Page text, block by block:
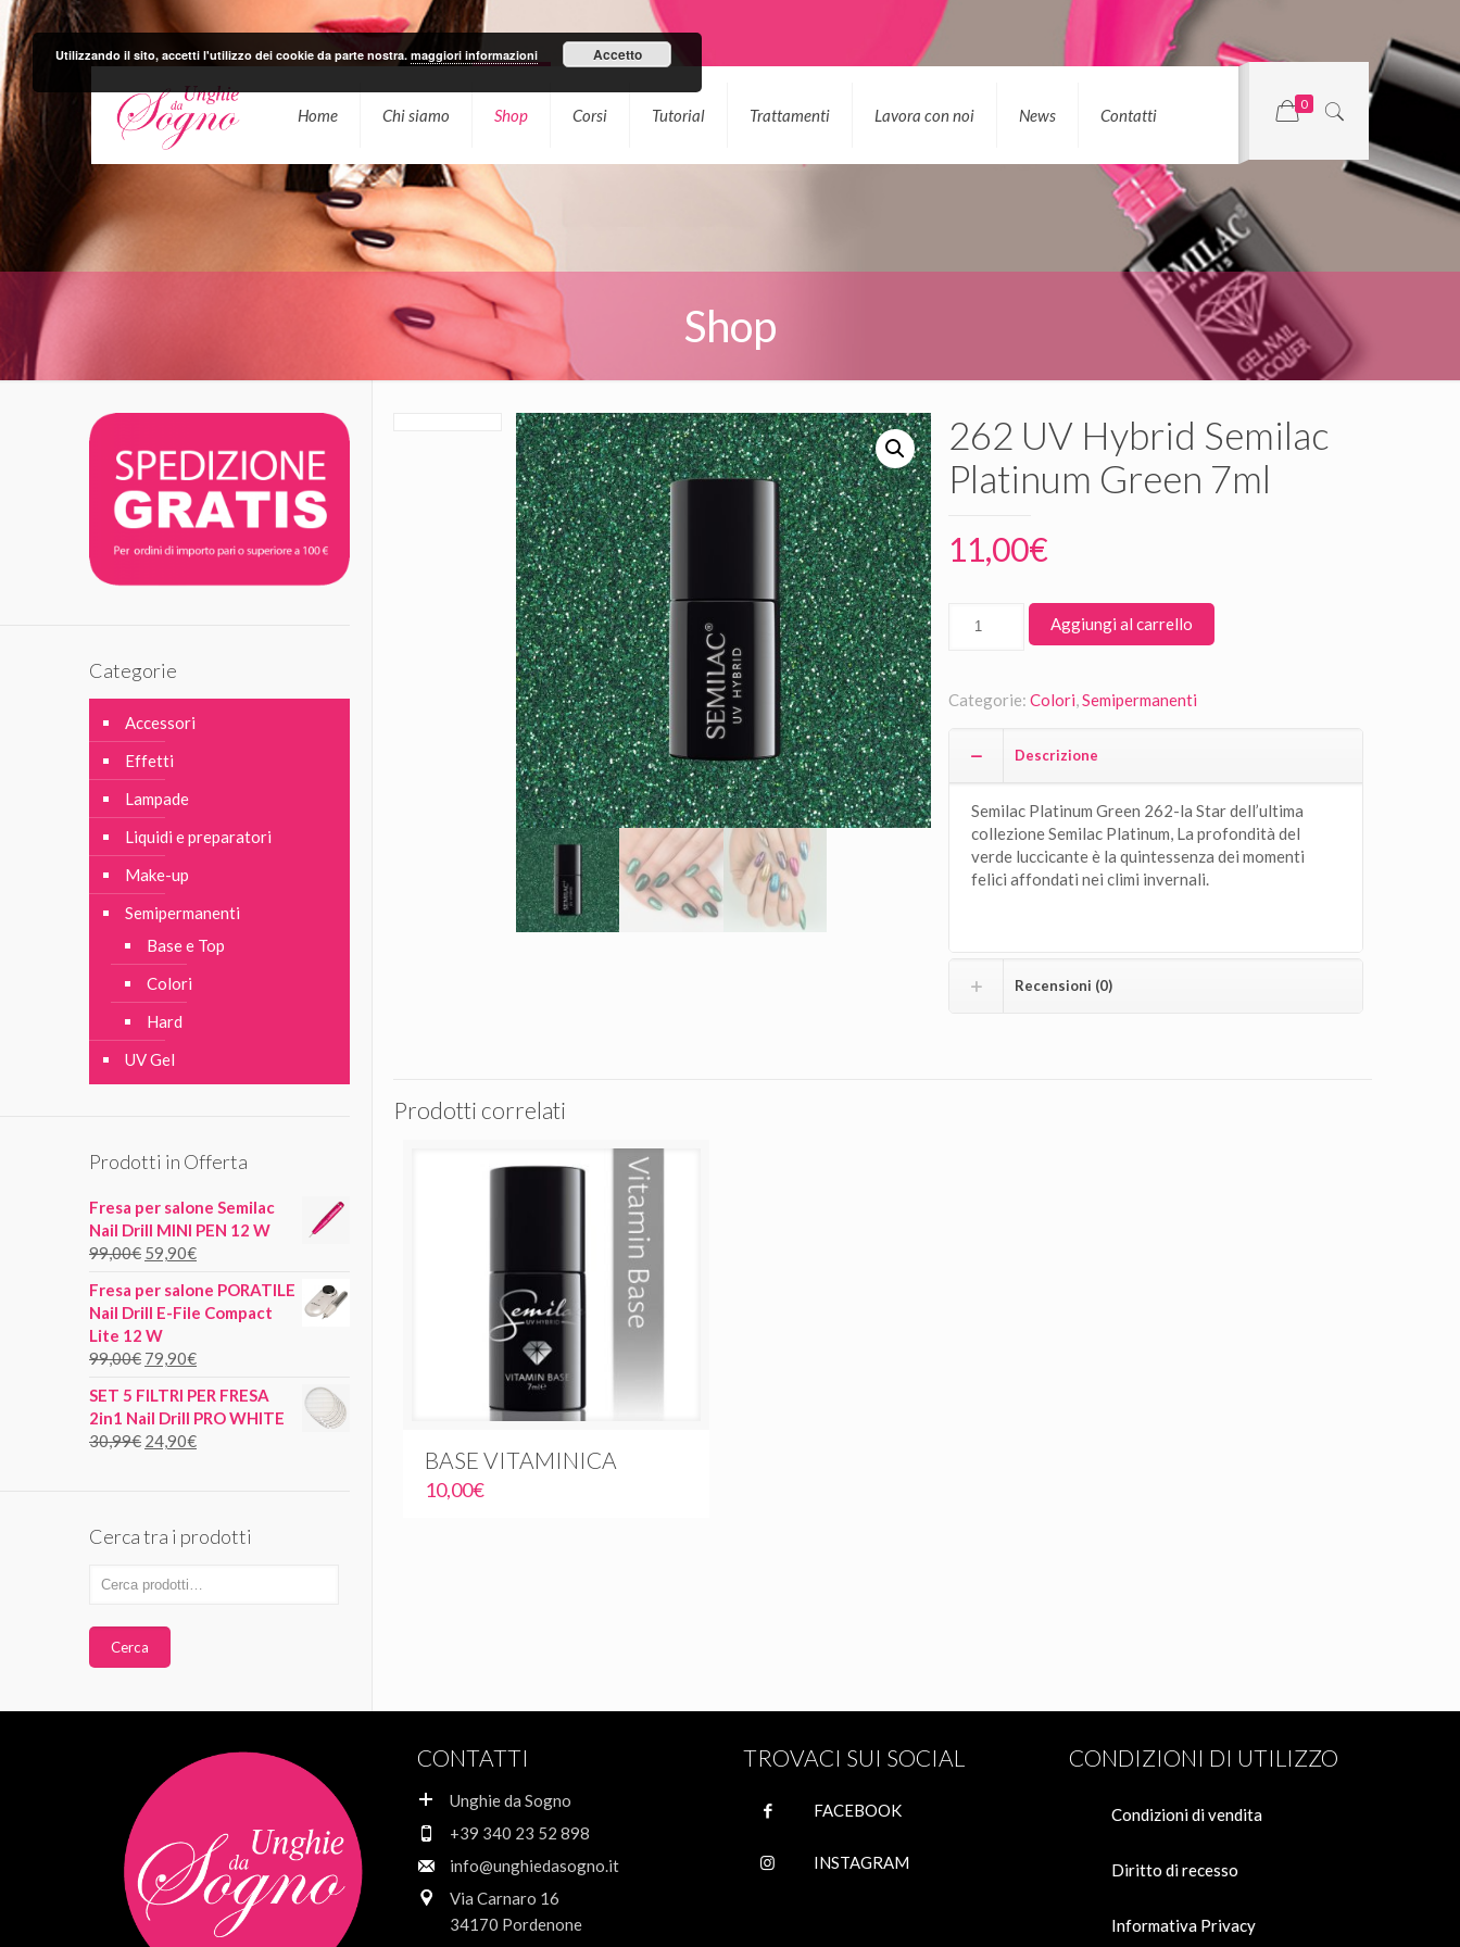
Home Chi siamo Shop Corsi Tutorial Trattamenti Lavora con noi News Contatti
0
Shop
262 UV Hybrid Semilac
Platinum Green 7ml
11,00€
Aggiungi al carrello
Categorie: Colori,Semipermanenti
Descrizione
Semilac Platinum Green 262-la Star dell’ultima
collezione Semilac Platinum, La profondità del
verde luccicante è la quintessenza dei momenti
felici affondati nei climi invernali.
Recensioni (0)
Prodotti correlati
BASE VITAMINICA
10,00€
Categorie
Accessori
Effetti
Lampade
Liquidi e preparatori
Make-up
Semipermanenti
Base e Top
Colori
Hard
UV Gel
Prodotti in Offerta
Fresa per salone Semilac
Nail Drill MINI PEN 12 W
99,00€ 59,90€
Fresa per salone PORATILE
Nail Drill E-File Compact
Lite 12 W
99,00€ 79,90€
SET 5 FILTRI PER FRESA
2in1 Nail Drill PRO WHITE
30,99€ 24,90€
Cerca tra i prodotti
Cerca
CONTATTI
Unghie da Sogno
+39 340 23 52 898
info@unghiedasogno.it
Via Carnaro 16
34170 Pordenone
TROVACI SUI SOCIAL
FACEBOOK
INSTAGRAM
CONDIZIONI DI UTILIZZO
Condizioni di vendita
Diritto di recesso
Informativa Privacy
Utilizzando il sito, accetti l'utilizzo dei cookie da parte nostra. maggiori informazioni Accetto